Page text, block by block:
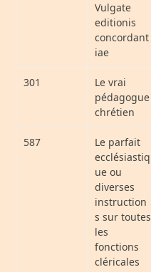
Vulgate
editionis
concordant
iae
301
Le vrai
pédagogue
chrétien
587
Le parfait
ecclésiastiq
ue ou
diverses
instruction
s sur toutes
les
fonctions
cléricales